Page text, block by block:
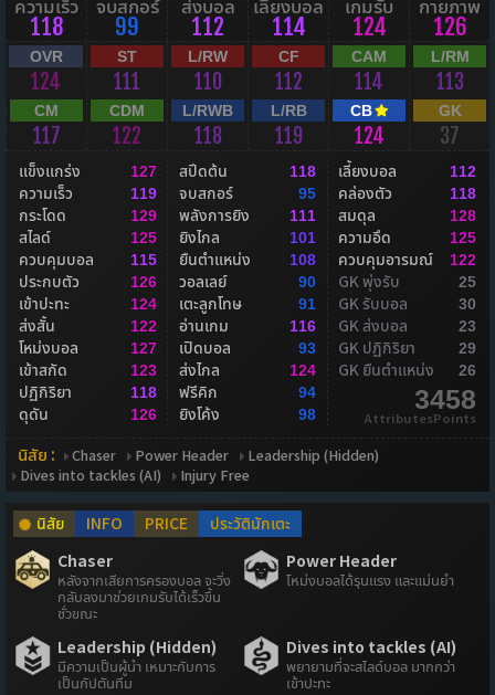
ความเร็ว
118
จบสกอร์
99
ส่งบอล
112
เลี้ยงบอล
114
เกมรับ
124
กายภาพ
126
OVR
124
ST
111
L/RW
110
CF
112
CAM
114
L/RM
113
CM
117
CDM
122
L/RWB
118
L/RB
119
CB
124
GK
37
แข็งแกร่ง 127
ความเร็ว 119
กระโดด 129
สไลด์ 125
ควบคุมบอล 115
ประกบตัว 126
เข้าปะทะ 124
ส่งสั้น 122
โหม่งบอล 127
เข้าสกัด 123
ปฏิกิริยา 118
ดุดัน 126
สปีดต้น 118
จบสกอร์ 95
พลังการยิง 111
ยิงไกล 101
ยืนตำแหน่ง 108
วอลเลย์ 90
เตะลูกโทษ 91
อ่านเกม 116
เปิดบอล 93
ส่งไกล 124
ฟรีคิก 94
ยิงโค้ง 98
เลี้ยงบอล 112
คล่องตัว 118
สมดุล 128
ความอึด 125
ควบคุมอารมณ์ 122
GK พุ่งรับ 25
GK รับบอล 30
GK ส่งบอล 23
GK ปฏิกิริยา 29
GK ยืนตำแหน่ง 26
3458
AttributesPoints
นิสัย : Chaser Power Header
Leadership (Hidden)
Dives into tackles (AI)
Injury Free
นิสัย INFO PRICE
ประวัตินักเตะ
Chaser
หลังจากเสียการครองบอล จะวิ่ง
กลับลงมาช่วยเกมรับได้เร็วขึ้น
ชั่วขณะ
Power Header
โหม่งบอลได้รุนแรง และแม่นยำ
Leadership (Hidden)
มีความเป็นผู้นำ เหมาะกับการ
เป็นกัปตันทีม
Dives into tackles (AI)
พยายามที่จะสไลด์บอล มากกว่า
เข้าปะทะ